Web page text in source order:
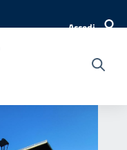
Accedi